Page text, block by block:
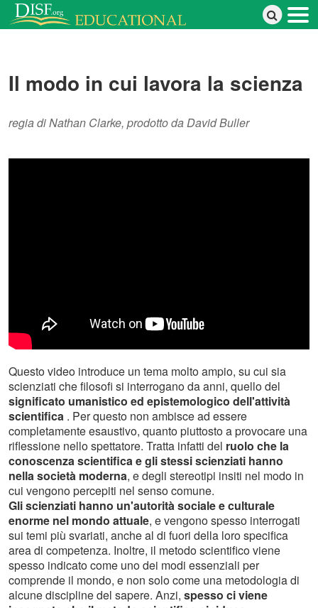
Salta al contenuto principale
Il modo in cui lavora la scienza
regia di Nathan Clarke, prodotto da David Buller
Questo video introduce un tema molto ampio, su cui sia
scienziati che filosofi si interrogano da anni, quello del
significato umanistico ed epistemologico dell'attività
scientifica . Per questo non ambisce ad essere
completamente esaustivo, quanto piuttosto a provocare una
riflessione nello spettatore. Tratta infatti del ruolo che la
conoscenza scientifica e gli stessi scienziati hanno
nella società moderna, e degli stereotipi insiti nel modo in
cui vengono percepiti nel senso comune.
Gli scienziati hanno un'autorità sociale e culturale
enorme nel mondo attuale, e vengono spesso interrogati
sui temi più svariati, anche al di fuori della loro specifica
area di competenza. Inoltre, il metodo scientifico viene
spesso indicato come uno dei modi essenziali per
comprende il mondo, e non solo come una metodologia di
alcune discipline del sapere. Anzi, spesso ci viene